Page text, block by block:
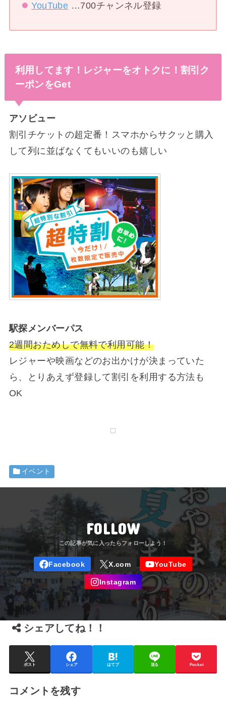
YouTube …700チャンネル登録
利用してます！レジャーをオトクに！割引ク
ーポンをGet
アソビュー
割引チケットの超定番！スマホからサクッと購入
して列に並ばなくてもいいのも嬉しい
駅探メンバーパス
2週間おためしで無料で利用可能！
レジャーや映画などのお出かけが決まっていた
ら、とりあえず登録して割引を利用する方法も
OK
イベント
FOLLOW